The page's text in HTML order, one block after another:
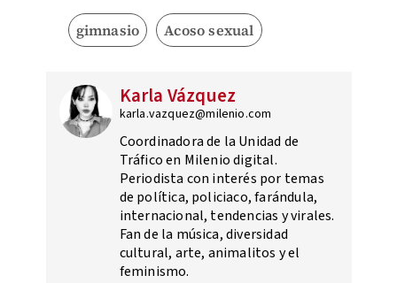
gimnasio Acoso sexual
Karla Vázquez
karla.vazquez@milenio.com
Coordinadora de la Unidad de
Tráfico en Milenio digital.
Periodista con interés por temas
de política, policiaco, farándula,
internacional, tendencias y virales.
Fan de la música, diversidad
cultural, arte, animalitos y el
feminismo.